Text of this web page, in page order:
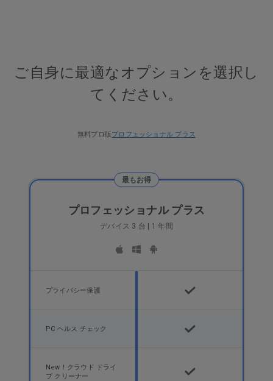
ご自身に最適なオプションを選択し
てください。
無料プロ版プロフェッショナル プラス
最もお得
プロフェッショナル プラス
デバイス 3 台 | 1 年間
プライバシー保護
PC ヘルス チェック
New！クラウド ドライ
ブ クリーナー